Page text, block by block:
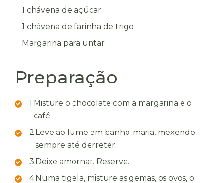
1 chávena de açúcar
1 chávena de farinha de trigo
Margarina para untar
Preparação
1.Misture o chocolate com a margarina e o
café.
2.Leve ao lume em banho-maria, mexendo
sempre até derreter.
3.Deixe amornar. Reserve.
4.Numa tigela, misture as gemas, os ovos, o